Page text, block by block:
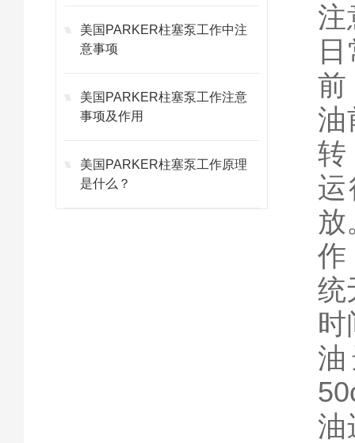
美国PARKER柱塞泵工作中注
意事项
美国PARKER柱塞泵工作注意
事项及作用
美国PARKER柱塞泵工作原理
是什么？
注
前
油
转
放
作
统
时
油